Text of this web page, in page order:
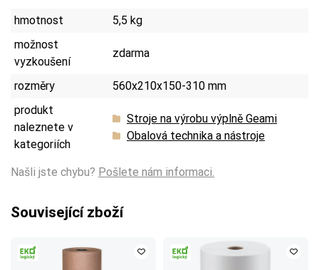
hmotnost
5,5 kg
možnost
vyzkoušení
zdarma
rozměry
560x210x150-310 mm
produkt
naleznete v
kategoriích
Stroje na výrobu výplně Geami
Obalová technika a nástroje
Našli jste chybu? Pošlete nám informaci.
Související zboží